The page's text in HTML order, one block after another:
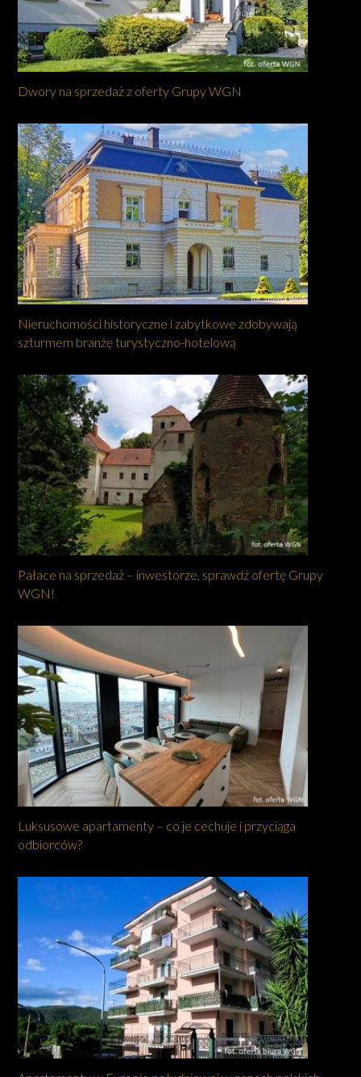
Dwory na sprzedaż z oferty Grupy WGN
Nieruchomości historyczne i zabytkowe zdobywają
szturmem branżę turystyczno-hotelową
Pałace na sprzedaż – inwestorze, sprawdź ofertę Grupy
WGN!
Luksusowe apartamenty – co je cechuje i przyciąga
odbiorców?